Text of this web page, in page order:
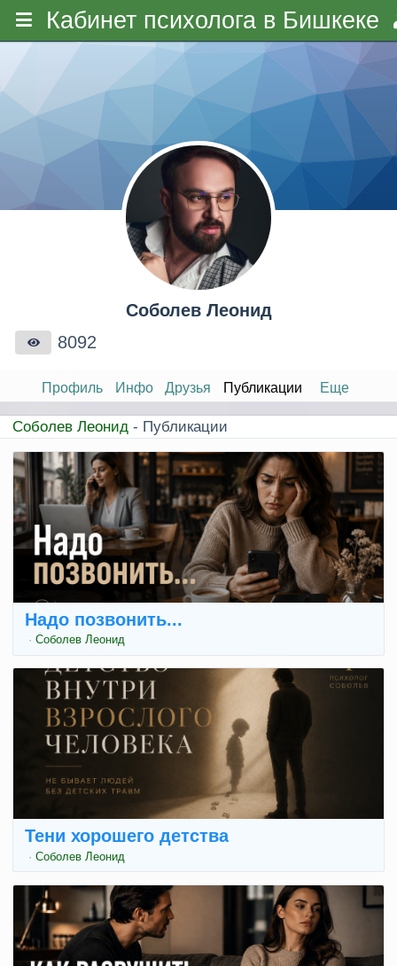
Кабинет психолога в Бишкеке
Соболев Леонид
8092
Профиль Инфо Друзья Публикации Еще
Соболев Леонид - Публикации
Надо позвонить...
·Соболев Леонид
Тени хорошего детства
·Соболев Леонид